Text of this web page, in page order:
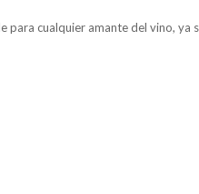
cualquier amante del vino, ya